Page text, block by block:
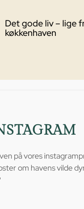
Det gode liv – lige
køkkenhaven
på vores
om havens vilde